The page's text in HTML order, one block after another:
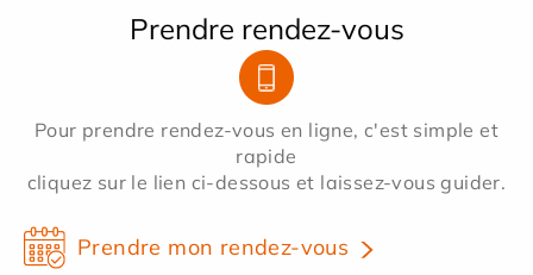
Prendre rendez-vous
Pour prendre rendez-vous en ligne, c'est simple et
rapide
cliquez sur le lien ci-dessous et laissez-vous guider.
Prendre mon rendez-vous